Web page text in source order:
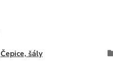
Čepice, šály